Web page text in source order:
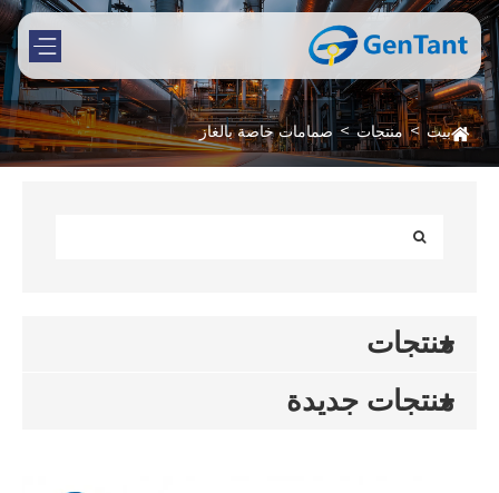
بيت منتجات صمامات خاصة بالغاز
منتجات
منتجات جديدة